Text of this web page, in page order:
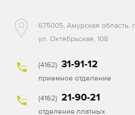
675005, Амурская область,
ул. Октябрьская, 108
(4162) 31-91-12
приемное отделение
(4162) 21-90-21
отделение платных